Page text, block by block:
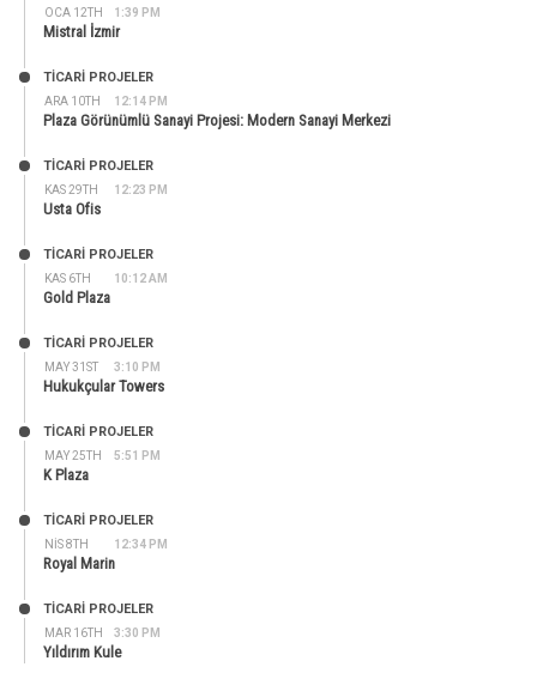
OCA 12TH 1:39 PM
Mistral İzmir
ARA 10TH 12:14 PM
TİCARİ PROJELER
Plaza Görünümlü Sanayi Projesi: Modern Sanayi Merkezi
KAS 29TH 12:23 PM
TİCARİ PROJELER
Usta Ofis
KAS 6TH 10:12 AM
TİCARİ PROJELER
Gold Plaza
MAY 31ST 3:10 PM
TİCARİ PROJELER
Hukukçular Towers
MAY 25TH 5:51 PM
TİCARİ PROJELER
K Plaza
NIS 8TH 12:34 PM
TİCARİ PROJELER
Royal Marin
MAR 16TH 3:30 PM
TİCARİ PROJELER
Yıldırım Kule